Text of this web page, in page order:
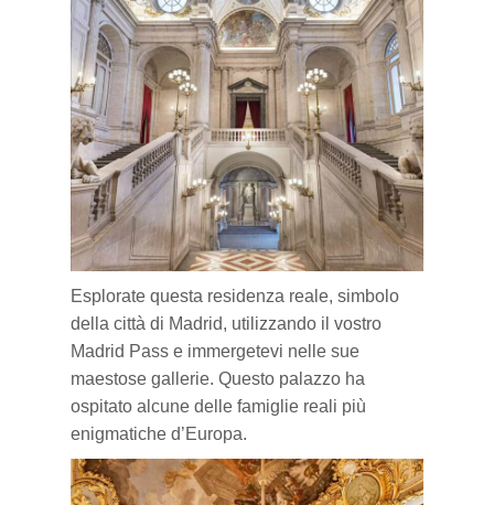
Esplorate questa residenza reale, simbolo
della città di Madrid, utilizzando il vostro
Madrid Pass e immergetevi nelle sue
maestose gallerie. Questo palazzo ha
ospitato alcune delle famiglie reali più
enigmatiche d’Europa.